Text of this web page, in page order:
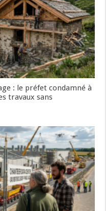
: le préfet condamné à
travaux sans